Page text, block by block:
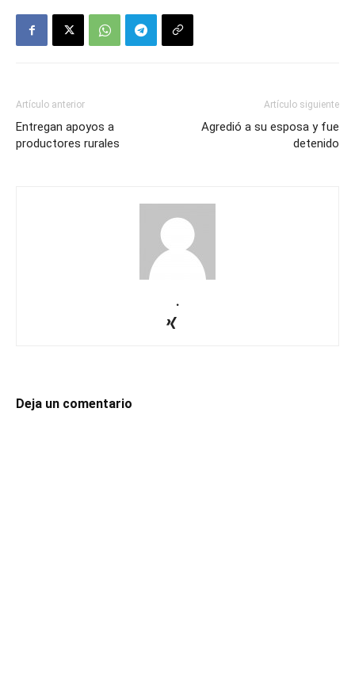
Artículo anterior
Entregan apoyos a
productores rurales
Artículo siguiente
Agredió a su esposa y fue
detenido
.
Deja un comentario